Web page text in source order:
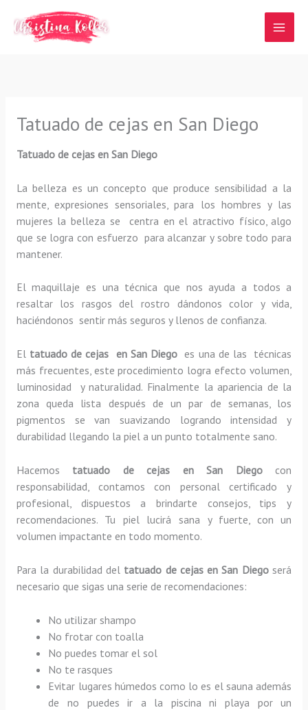
contenido
Tatuado de cejas en San Diego
Tatuado de cejas en San Diego
La belleza es un concepto que produce sensibilidad a la
mente, expresiones sensoriales, para los hombres y las
mujeres la belleza se centra en el atractivo físico, algo
que se logra con esfuerzo para alcanzar y sobre todo para
mantener.
El maquillaje es una técnica que nos ayuda a todos a
resaltar los rasgos del rostro dándonos color y vida,
haciéndonos sentir más seguros y llenos de confianza.
El tatuado de cejas en San Diego es una de las técnicas
más frecuentes, este procedimiento logra efecto volumen,
luminosidad y naturalidad. Finalmente la apariencia de la
zona queda lista después de un par de semanas, los
pigmentos se van suavizando logrando intensidad y
durabilidad llegando la piel a un punto totalmente sano.
Hacemos tatuado de cejas en San Diegocon
responsabilidad, contamos con personal certificado y
profesional, dispuestos a brindarte consejos, tips y
recomendaciones. Tu piel lucirá sana y fuerte, con un
volumen impactante en todo momento.
Para la durabilidad del tatuado de cejas en San Diego será
necesario que sigas una serie de recomendaciones:
No utilizar shampo
No frotar con toalla
No puedes tomar el sol
No te rasques
Evitar lugares húmedos como lo es el sauna además
de no puedes ir a la piscina ni playa por un